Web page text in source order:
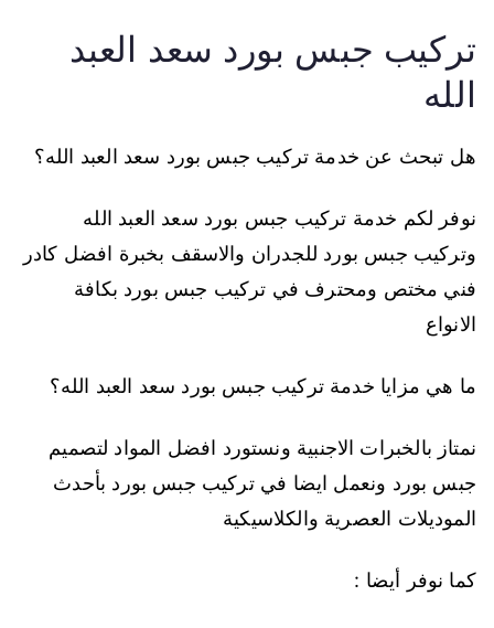
تركيب جبس بورد سعد العبد
الله
هل تبحث عن خدمة تركيب جبس بورد سعد العبد الله؟
نوفر لكم خدمة تركيب جبس بورد سعد العبد الله
وتركيب جبس بورد للجدران والاسقف بخبرة افضل كادر
فني مختص ومحترف في تركيب جبس بورد بكافة
الانواع
ما هي مزايا خدمة تركيب جبس بورد سعد العبد الله؟
نمتاز بالخبرات الاجنبية ونستورد افضل المواد لتصميم
جبس بورد ونعمل ايضا في تركيب جبس بورد بأحدث
الموديلات العصرية والكلاسيكية
كما نوفر أيضا :